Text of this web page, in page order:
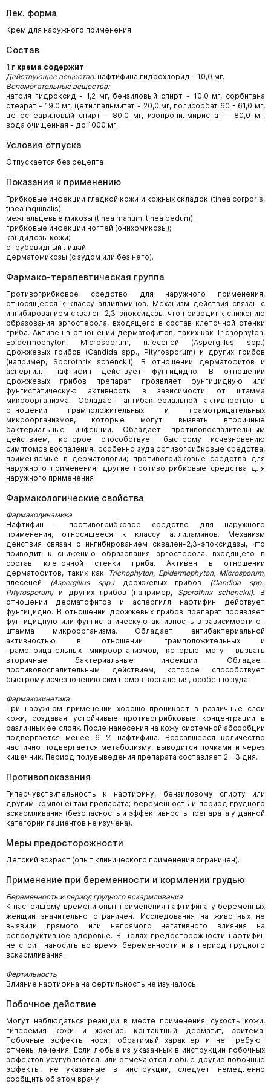
Лек. форма
Крем для наружного применения
Состав
1 г крема содержит
Действующее вещество: нафтифина гидрохлорид - 10,0 мг.
Вспомогательные вещества:
натрия гидроксид - 1,2 мг, бензиловый спирт - 10,0 мг, сорбитана
стеарат - 19,0 мг, цетилпальмитат - 20,0 мг, полисорбат 60 - 61,0 мг,
цетостеариловый спирт - 80,0 мг, изопропилмиристат - 80,0 мг,
вода очищенная - до 1000 мг.
Условия отпуска
Отпускается без рецепта
Показания к применению
Грибковые инфекции гладкой кожи и кожных складок (tinea corporis,
tinea inquinalis);
межпальцевые микозы (tinea manum, tinea pedum);
грибковые инфекции ногтей (онихомикозы);
кандидозы кожи;
отрубевидный лишай;
дерматомикозы (с зудом или без него).
Фармако-терапевтическая группа
Противогрибковое средство для наружного применения,
относящееся к классу аллиламинов. Механизм действия связан с
ингибированием сквален-2,3-эпоксидазы, что приводит к снижению
образования эргостерола, входящего в состав клеточной стенки
гриба. Активен в отношении дерматофитов, таких как Trichophyton,
Epidermophyton, Microsporum, плесеней (Aspergillus spp.)
дрожжевых грибов (Candida spp., Pityrosporum) и других грибов
(например, Sporothrix schenckii). В отношении дерматофитов и
аспергилл нафтифин действует фунгицидно. В отношении
дрожжевых грибов препарат проявляет фунгицидную или
фунгистатическую активность в зависимости от штамма
микроорганизма. Обладает антибактериальной активностью в
отношении грамположительных и грамотрицательных
микроорганизмов, которые могут вызвать вторичные
бактериальные инфекции. Обладает противовоспалительным
действием, которое способствует быстрому исчезновению
симптомов воспаления, особенно зуда.ротивогрибковые средства,
применяемые в дерматологии; противогрибковые средства для
наружного применения; другие противогрибковые средства для
наружного применения
Фармакологические свойства
Фармакодинамика
Нафтифин - противогрибковое средство для наружного
применения, относящееся к классу аллиламинов. Механизм
действия связан с ингибированием сквален-2,3-эпоксидазы, что
приводит к снижению образования эргостерола, входящего в
состав клеточной стенки гриба. Активен в отношении
дерматофитов, таких как
Trichophyton, Epidermophyton, Microsporum,
плесеней
(Aspergillus spp.)дрожжевых грибов (Candida spp.,
Pityrosporum)и других грибов (например, Sporothrix schenckii). В
отношении дерматофитов и аспергилл нафтифин действует
фунгицидно. В отношении дрожжевых грибов препарат проявляет
фунгицидную или фунгистатическую активность в зависимости от
штамма микроорганизма. Обладает антибактериальной
активностью в отношении грамположительных и
грамотрицательных микроорганизмов, которые могут вызвать
вторичные бактериальные инфекции. Обладает
противовоспалительным действием, которое способствует
быстрому исчезновению симптомов воспаления, особенно зуда.
Фармакокинетика
При наружном применении хорошо проникает в различные слои
кожи, создавая устойчивые противогрибковые концентрации в
различных ее слоях. После нанесения на кожу системной абсорбции
подвергается менее 6 % нафтифина. Всосавшееся количество
частично подвергается метаболизму, выводится почками и через
кишечник. Период полувыведения препарата составляет 2 - 3 дня.
Противопоказания
Гиперчувствительность к нафтифину, бензиловому спирту или
другим компонентам препарата; беременность и период грудного
вскармливания (безопасность и эффективность препарата у данной
категории пациентов не изучена).
Меры предосторожности
Детский возраст (опыт клинического применения ограничен).
Применение при беременности и кормлении грудью
Беременность и период грудного вскармливания
К настоящему времени опыт применения нафтифина у беременных
женщин значительно ограничен. Исследования на животных не
выявили прямого или непрямого негативного влияния на
репродуктивное здоровье. В целях предосторожности нафтифин
не стоит наносить во время беременности и в период грудного
вскармливания.
Фертильность
Влияние нафтифина на фертильность не изучалось.
Побочное действие
Могут наблюдаться реакции в месте применения: сухость кожи,
гиперемия кожи и жжение, контактный дерматит, эритема.
Побочные эффекты носят обратимый характер и не требуют
отмены лечения. Если любые из указанных в инструкции побочных
эффектов усугубляются, или отмечаются любые другие побочные
эффекты, не указанные в инструкции, следует немедленно
сообщить об этом врачу.